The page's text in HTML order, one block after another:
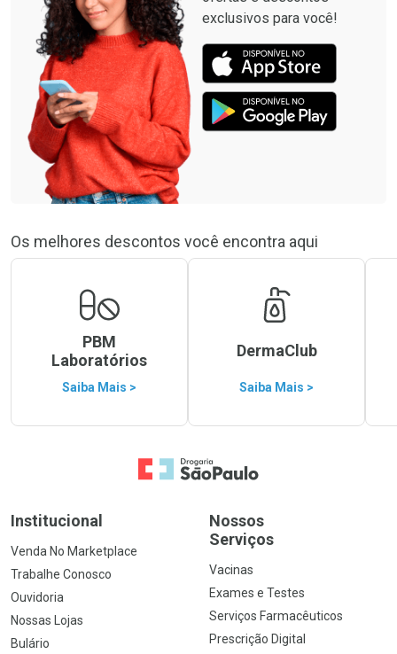
exclusivos para você!
Os melhores descontos você encontra aqui
PBM
Laboratórios
Saiba Mais >
DermaClub
Saiba Mais >
Ir para a Home
Institucional
Venda No Marketplace
Trabalhe Conosco
Ouvidoria
Nossas Lojas
Bulário
Nossos
Serviços
Vacinas
Exames e Testes
Serviços Farmacêuticos
Prescrição Digital